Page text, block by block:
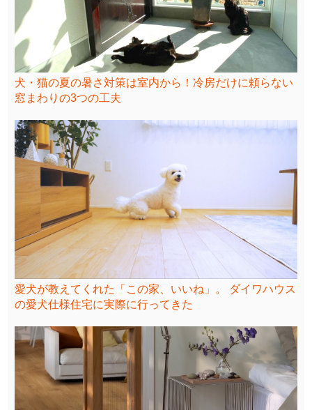
犬・猫の夏の暑さ対策は室内から！冷房だけに頼らない
窓まわりの3つの工夫
愛犬が教えてくれた「この家、いいね」。 ダイワハウス
の愛犬仕様住宅に実際に行ってきた